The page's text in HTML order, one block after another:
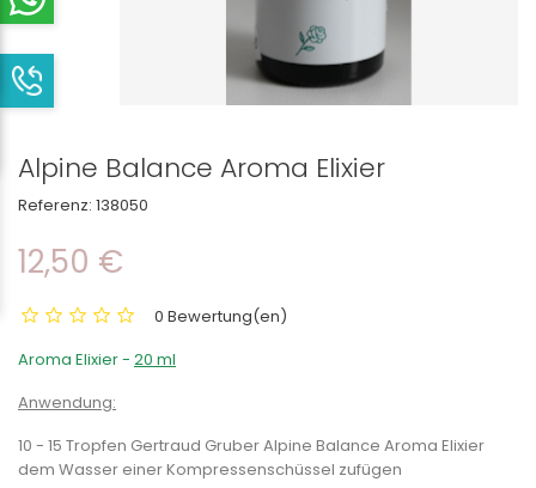
Alpine Balance Aroma Elixier
Referenz: 138050
12,50 €
0 Bewertung(en)
Aroma Elixier - 20 ml
Anwendung:
10 - 15 Tropfen Gertraud Gruber Alpine Balance Aroma Elixier
dem Wasser einer Kompressenschüssel zufügen